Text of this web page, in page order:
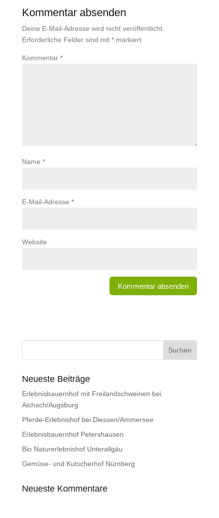
Kommentar absenden
Deine E-Mail-Adresse wird nicht veröffentlicht.
Erforderliche Felder sind mit *markiert
Kommentar *
Name *
E-Mail-Adresse *
Website
Neueste Beiträge
Erlebnisbauernhof mit Freilandschweinen bei
Aichach/Augsburg
Pferde-Erlebnishof bei Diessen/Ammersee
Erlebnisbauernhof Petershausen
Bio Naturerlebnishof Unterallgäu
Gemüse- und Kutscherhof Nürnberg
Neueste Kommentare